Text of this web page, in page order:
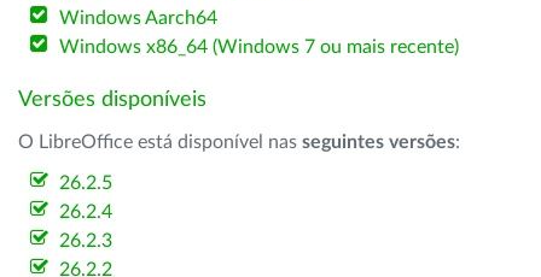
Windows Aarch64
Windows x86_64 (Windows 7 ou mais recente)
Versões disponíveis
O LibreOffice está disponível nas seguintes versões:
26.2.5
26.2.4
26.2.3
26.2.2